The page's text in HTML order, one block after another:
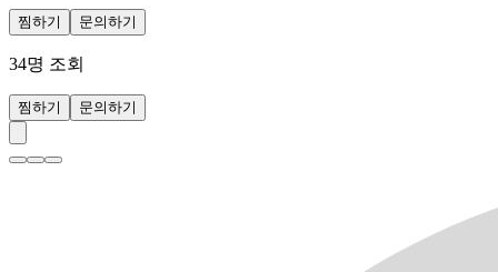
찜하기 문의하기
34명 조회
찜하기 문의하기